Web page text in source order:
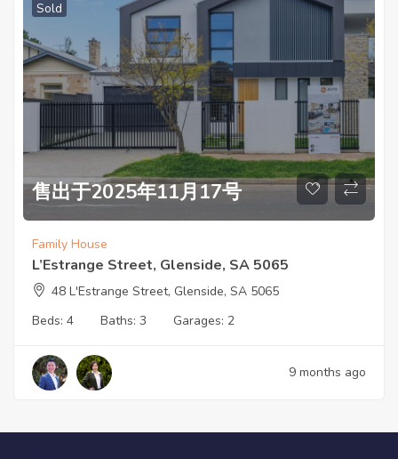
Sold
售出于2025年11月17号
Family House
L’Estrange Street, Glenside, SA 5065
48 L'Estrange Street, Glenside, SA 5065
Beds: 4 Baths: 3 Garages: 2
9 months ago